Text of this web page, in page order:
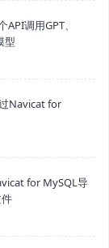
调用GPT、
型
Navicat for
for MySQL导